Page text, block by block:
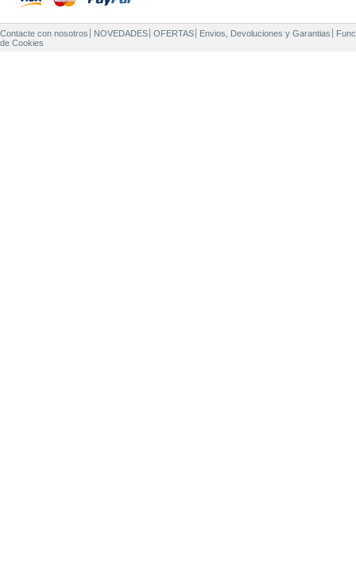
Contacte con nosotros NOVEDADES OFERTAS Envios, Devoluciones y Garantias
de Cookies